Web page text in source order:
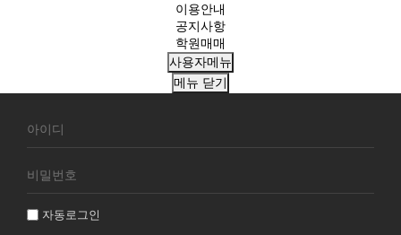
이용안내
공지사항
학원매매
사용자메뉴
메뉴 닫기
원
그
자동로그인